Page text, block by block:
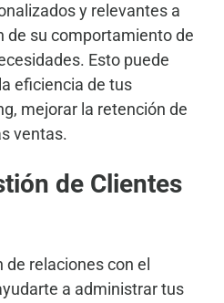
y relevantes a
de su comportamiento de
Esto puede
eficiencia de tus
mejorar la retención de
ventas.
de Clientes
relaciones con el
a administrar tus